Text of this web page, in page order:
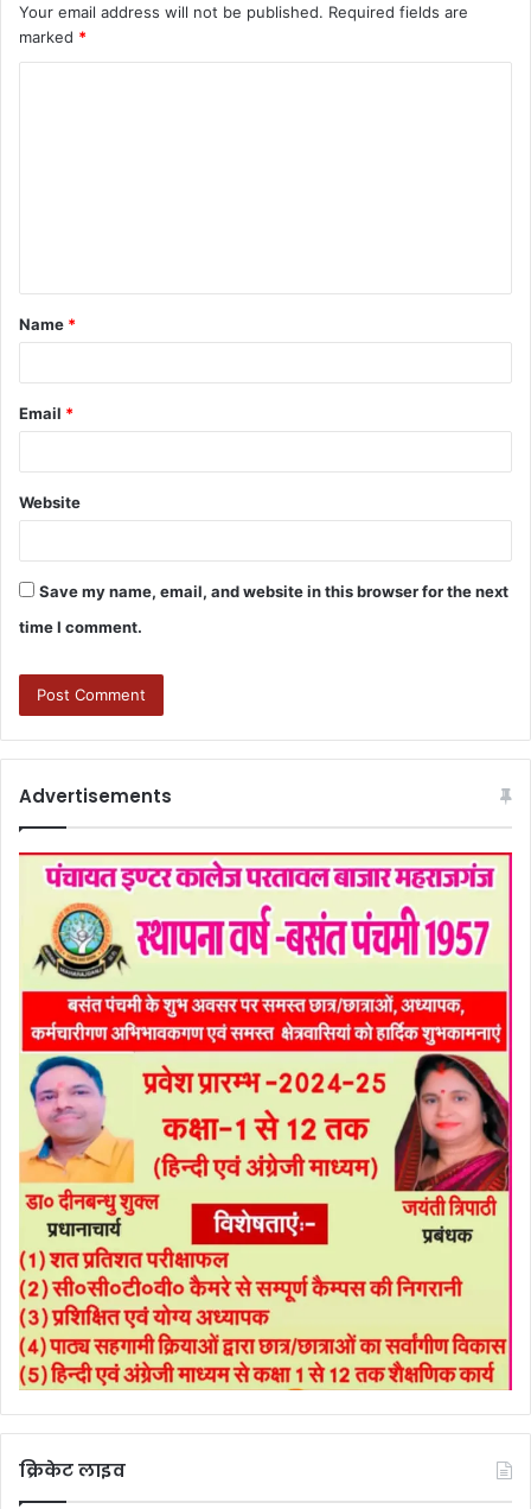
Your email address will not be published. Required fields are
marked *
Name *
Email *
Website
Save my name, email, and website in this browser for the next
time I comment.
Advertisements
क्रिकेट लाइव